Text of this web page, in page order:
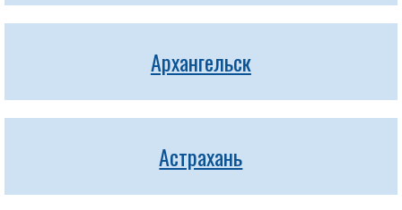
Архангельск
Астрахань